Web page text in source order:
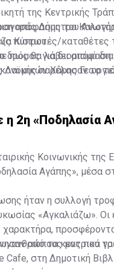
της Κεντρικής
Δήμητρα
Κύπρου.
απόφασης του
πιστωτές/καταθέτες
για διορισμό
Λαϊκής παρέλασαν το
πως θα λάβει
Χάρης
2η «Ποδηλασία
Κοινωνικής της
Αγάπης», μέσα
ήταν η συλλογή
«Αγκαλιάζω». Οι
χαρακτήρα,
μας που τα
από τα κεντρικά
στη Δημοτική